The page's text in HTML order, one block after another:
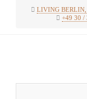
LIVING BERLIN,
+49 30 /